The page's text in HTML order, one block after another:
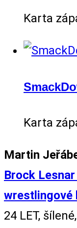
Karta
Karta
Martin
Brock
wrestlingové
24 LET,